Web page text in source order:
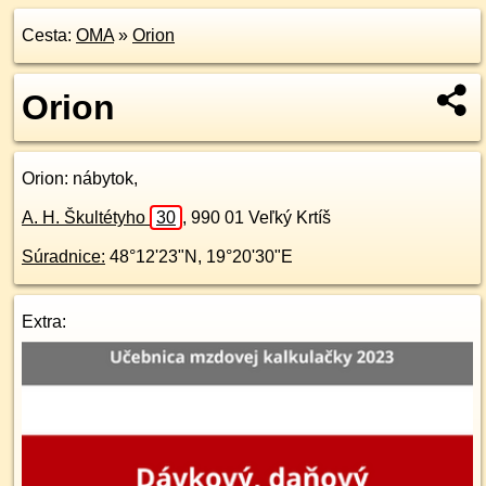
Cesta: OMA» Orion
Orion
Orion: nábytok,
A. H. Škultétyho 30 , 990 01 Veľký Krtíš
Súradnice: 48°12'23"N , 19°20'30"E
Extra: